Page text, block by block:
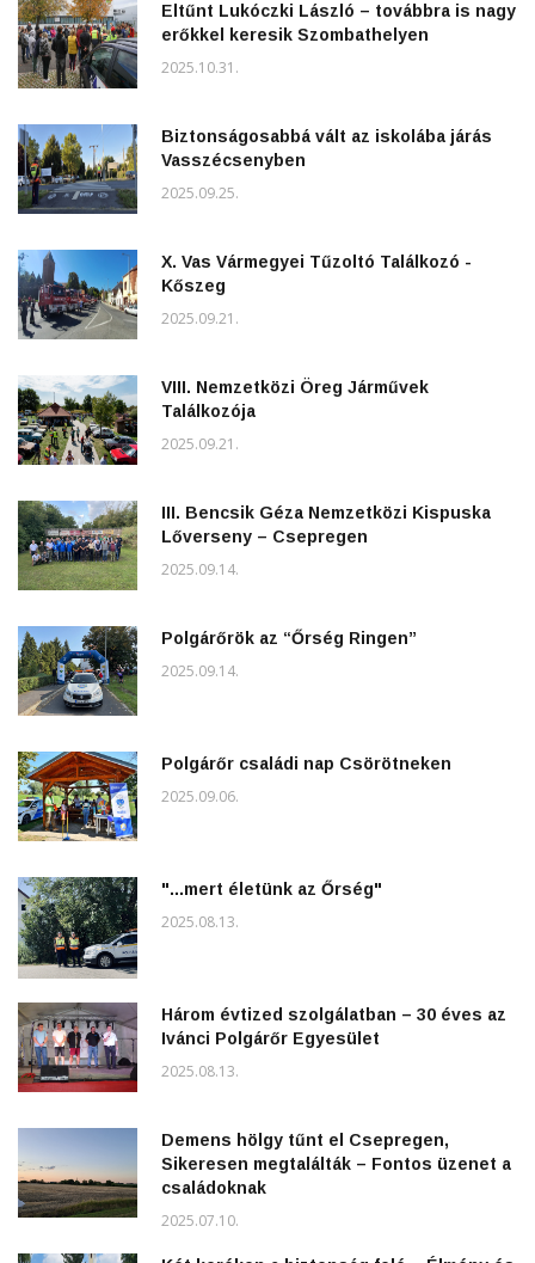
Eltűnt Lukóczki László – továbbra is nagy
erőkkel keresik Szombathelyen
2025.10.31.
Biztonságosabbá vált az iskolába járás
Vasszécsenyben
2025.09.25.
X. Vas Vármegyei Tűzoltó Találkozó -
Kőszeg
2025.09.21.
VIII. Nemzetközi Öreg Járművek
Találkozója
2025.09.21.
III. Bencsik Géza Nemzetközi Kispuska
Lőverseny – Csepregen
2025.09.14.
Polgárőrök az “Őrség Ringen”
2025.09.14.
Polgárőr családi nap Csörötneken
2025.09.06.
"...mert életünk az Őrség"
2025.08.13.
Három évtized szolgálatban – 30 éves az
Ivánci Polgárőr Egyesület
2025.08.13.
Demens hölgy tűnt el Csepregen,
Sikeresen megtalálták – Fontos üzenet a
családoknak
2025.07.10.